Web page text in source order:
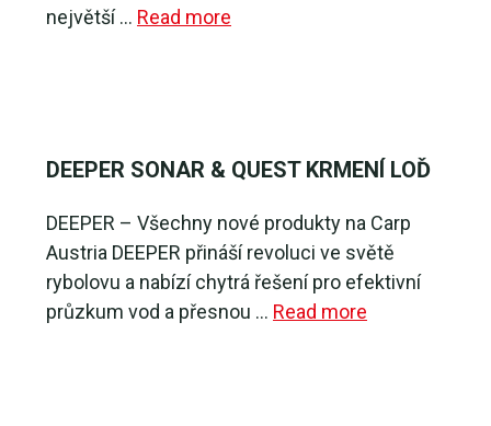
největší … Read more
DEEPER SONAR & QUEST KRMENÍ LOĎ
DEEPER – Všechny nové produkty na Carp
Austria DEEPER přináší revoluci ve světě
rybolovu a nabízí chytrá řešení pro efektivní
průzkum vod a přesnou … Read more